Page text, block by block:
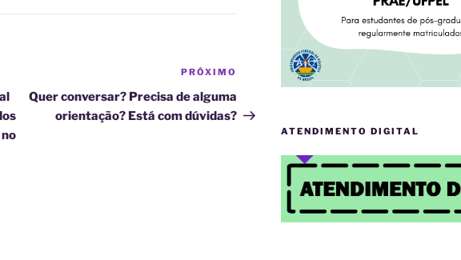
PRÓXIMO
Quer conversar? Precisa de alguma
orientação? Está com dúvidas?
ATENDIMENTO DIGITAL